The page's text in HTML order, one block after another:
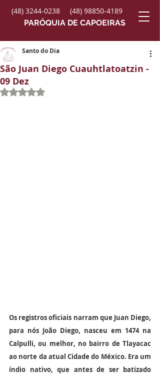
(48) 3244-0238
(48) 98850-4189
PARÓQUIA DE CAPOEIRAS
São Juan Diego Cuauhtlatoatzin -
09 Dez
Santo do Dia
Avaliado com NaN de 5 estrelas.
Os registros oficiais narram que Juan Diego,
para nós João Diego, nasceu em 1474 na
Calpulli, ou melhor, no bairro de Tlayacac
ao norte da atual Cidade do México. Era um
índio nativo, que antes de ser batizado